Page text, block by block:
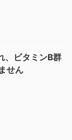
、ビタミンB群
せん